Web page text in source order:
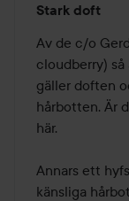
4
av
5
Stark doft
Av de c/o
cloudberry) så
gäller doften
hårbotten. Är
här.
Annars ett
känsliga